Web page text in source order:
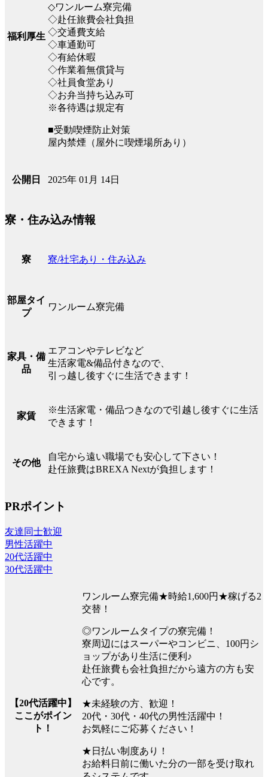
福利厚生
◇ワンルーム寮完備
◇赴任旅費会社負担
◇交通費支給
◇車通勤可
◇有給休暇
◇作業着無償貸与
◇社員食堂あり
◇お弁当持ち込み可
※各待遇は規定有
■受動喫煙防止対策
屋内禁煙（屋外に喫煙場所あり）
公開日 2025年 01月 14日
寮・住み込み情報
寮 寮/社宅あり・住み込み
部屋タイ
プ
ワンルーム寮完備
家具・備
品
エアコンやテレビなど
生活家電&備品付きなので、
引っ越し後すぐに生活できます！
家賃
※生活家電・備品つきなので引越し後すぐに生活
できます！
その他
自宅から遠い職場でも安心して下さい！
赴任旅費はBREXA Nextが負担します！
PRポイント
友達同士歓迎
男性活躍中
20代活躍中
30代活躍中
【20代活躍中】
ここがポイン
ト！
ワンルーム寮完備★時給1,600円★稼げる2
交替！
◎ワンルームタイプの寮完備！
寮周辺にはスーパーやコンビニ、100円シ
ョップがあり生活に便利♪
赴任旅費も会社負担だから遠方の方も安
心です。
★未経験の方、歓迎！
20代・30代・40代の男性活躍中！
お気軽にご応募ください！
★日払い制度あり！
お給料日前に働いた分の一部を受け取れ